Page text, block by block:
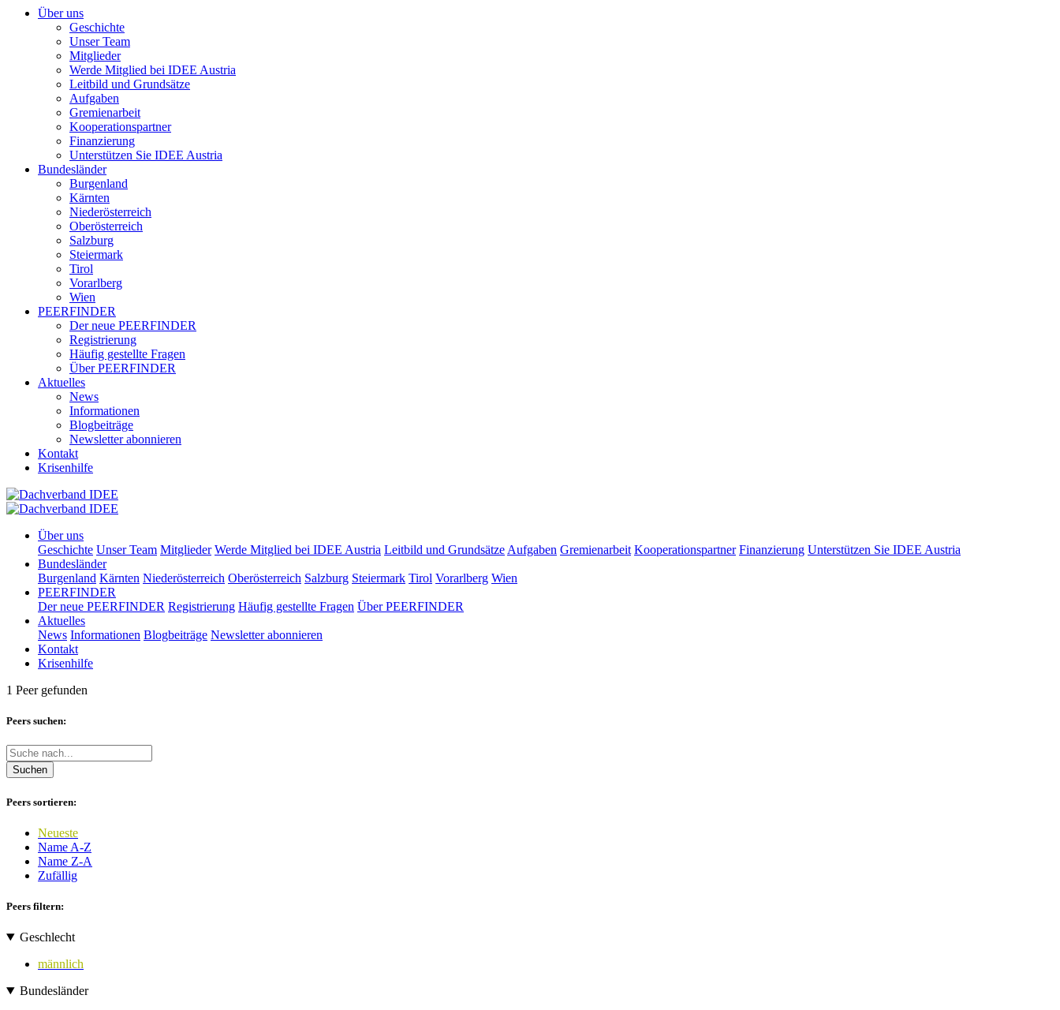
Über uns
Geschichte
Unser Team
Mitglieder
Werde Mitglied bei IDEE Austria
Leitbild und Grundsätze
Aufgaben
Gremienarbeit
Kooperationspartner
Finanzierung
Unterstützen Sie IDEE Austria
Bundesländer
Burgenland
Kärnten
Niederösterreich
Oberösterreich
Salzburg
Steiermark
Tirol
Vorarlberg
Wien
PEERFINDER
Der neue PEERFINDER
Registrierung
Häufig gestellte Fragen
Über PEERFINDER
Aktuelles
News
Informationen
Blogbeiträge
Newsletter abonnieren
Kontakt
Krisenhilfe
Über uns
Geschichte Unser Team Mitglieder Werde Mitglied bei IDEE Austria Leitbild und Grundsätze Aufgaben Gremienarbeit Kooperationspartner Finanzierung Unterstützen Sie IDEE Austria
Bundesländer
Burgenland Kärnten Niederösterreich Oberösterreich Salzburg Steiermark Tirol Vorarlberg Wien
PEERFINDER
Der neue PEERFINDER Registrierung Häufig gestellte Fragen Über PEERFINDER
Aktuelles
News Informationen Blogbeiträge Newsletter abonnieren
Kontakt
Krisenhilfe
1 Peer gefunden
Peers suchen:
Suchen
Peers sortieren:
Neueste
Name A-Z
Name Z-A
Zufällig
Peers filtern:
Geschlecht
männlich
Bundesländer